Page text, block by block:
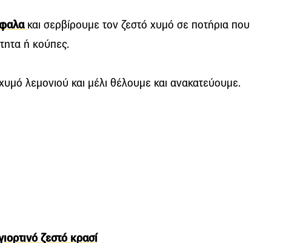
και σερβίρουμε τον ζεστό χυμό σε ποτήρια που
ή κούπες.
λεμονιού και μέλι θέλουμε και ανακατεύουμε.
ζεστό κρασί